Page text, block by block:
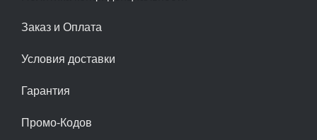
Заказ и Оплата
Условия доставки
Гарантия
Промо-Кодов